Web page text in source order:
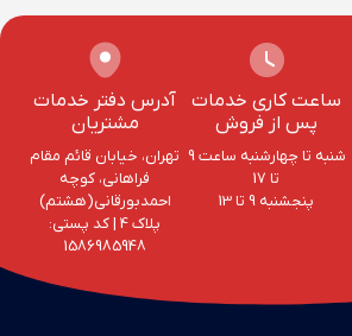
ساعت کاری خدمات
پس از فروش
شنبه تا چهارشنبه ساعت 9
تا 17
پنجشنبه 9 تا 13
آدرس دفتر خدمات
مشتریان
تهران، خیابان قائم مقام
فراهانی، کوچه
احمد‌بورقانی(هشتم)
پلاک 4‌ | کد پستی:
1586985948